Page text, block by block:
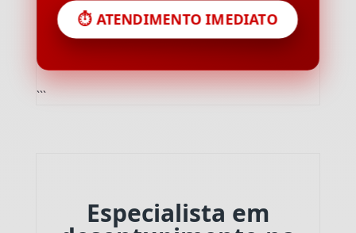
⏱️ ATENDIMENTO IMEDIATO
```
Especialista em